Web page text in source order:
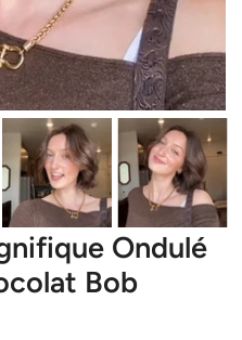
LA VUE GALERIE
Ondulé
Bob